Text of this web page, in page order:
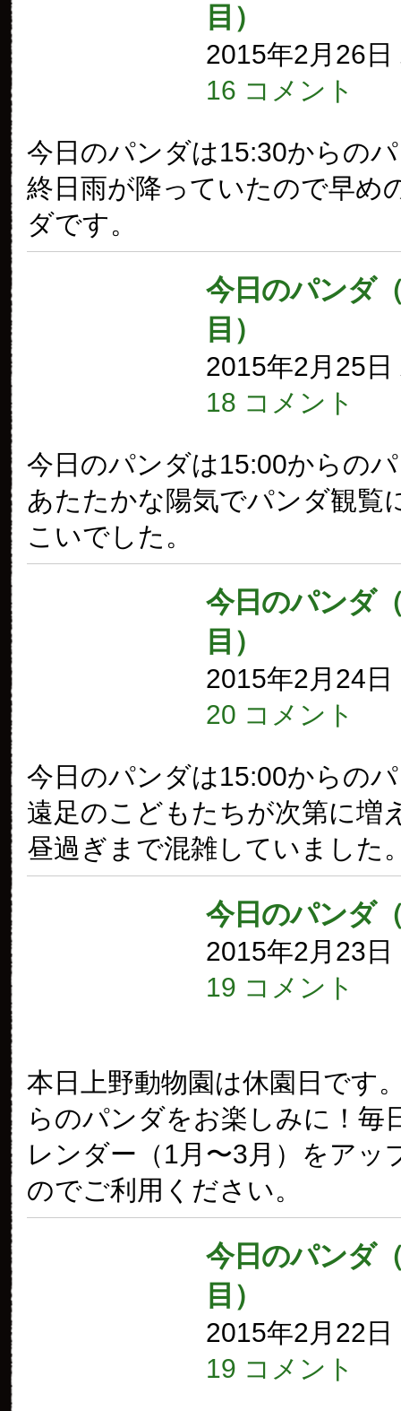
目）
2015年2月26日
16 コメント
今日のパンダは15:30からの
終日雨が降っていたので早め
ダです。
今日のパンダ
目）
2015年2月25日
18 コメント
今日のパンダは15:00からの
あたたかな陽気でパンダ観覧
こいでした。
今日のパンダ
目）
2015年2月24日
20 コメント
今日のパンダは15:00からの
遠足のこどもたちが次第に増
昼過ぎまで混雑していました
今日のパンダ
2015年2月23日
19 コメント
本日上野動物園は休園日です
らのパンダをお楽しみに！毎
レンダー（1月〜3月）をアッ
のでご利用ください。
今日のパンダ
目）
2015年2月22日
19 コメント